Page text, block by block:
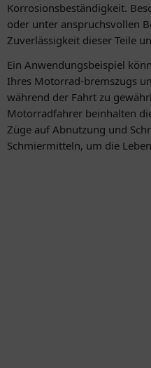
Korrosionsbeständigkeit.
oder unter anspruchsvollen
Zuverlässigkeit dieser Teile
Ein Anwendungsbeispiel
Ihres Motorrad-bremszugs
während der Fahrt zu
Motorradfahrer beinhalten
Züge auf Abnutzung und
Schmiermitteln, um die